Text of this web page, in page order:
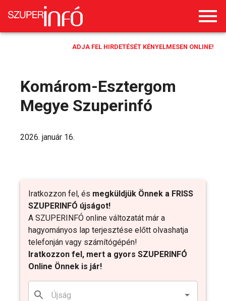
ADJA FEL HIRDETÉSÉT KÉNYELMESEN ONLINE!
Komárom-Esztergom
Megye Szuperinfó
Iratkozzon fel, és megküldjük Önnek a FRISS
SZUPERINFÓ újságot!
A SZUPERINFÓ online változatát már a
hagyományos lap terjesztése előtt olvashatja
telefonján vagy számítógépén!
Iratkozzon fel, mert a gyors SZUPERINFÓ
Online Önnek is jár!
2026. január 16.